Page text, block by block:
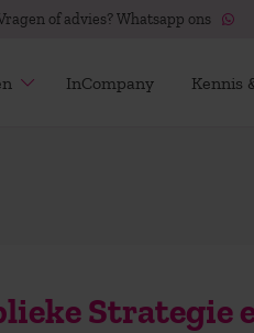
of advies? Whatsapp ons
InCompany Kennis
Strategie